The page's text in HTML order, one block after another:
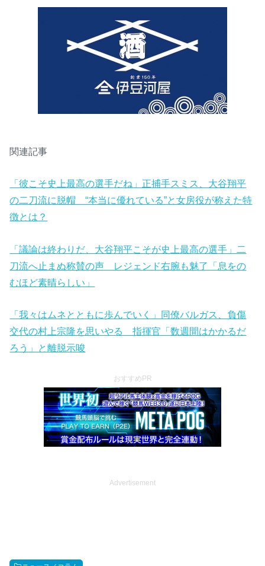
関連記事
「彼こそ史上最高の選手だね」正捕手スミス、大谷翔平
の二刀流に脱帽 “本当に優れている”と女房役が称えた特
徴とは？
「議論は終わりだ、大谷翔平こそが史上最高の選手」二
刀流へ止まぬ称賛の声 レジェンド右腕も魅了「息をの
むほど素晴らしい」
「我々はムネとともに歩んでいく」同僚バルガス、負傷
交代の村上宗隆を思いやる 指揮官「数週間はかかるだ
ろう」と離脱示唆
おすすめPR
Advertisement